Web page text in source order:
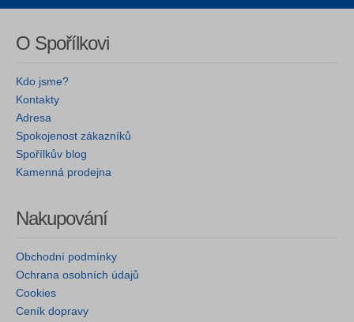
O Spořílkovi
Kdo jsme?
Kontakty
Adresa
Spokojenost zákazníků
Spořílkův blog
Kamenná prodejna
Nakupování
Obchodní podmínky
Ochrana osobních údajů
Cookies
Ceník dopravy